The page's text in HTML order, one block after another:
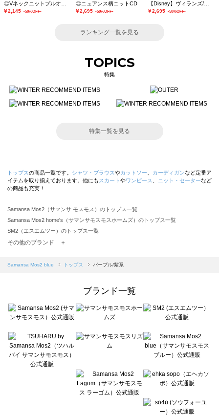
￥2,145 -50%OFF-
◎ニュアンス柄ニットCD
￥2,695 -50%OFF-
【Disney】ヴィランズ/ニット
￥2,695 -50%OFF-
ランキング一覧を見る
TOPICS
特集
特集一覧を見る
トップスの商品一覧です。 シャツ・ブラウスやカットソー カーディガンなど定番ア
イテムを取り揃えております。他にも スカート やワンピース ニット・セーターなど
の商品も充実！
Samansa Mos2（サマンサ モスモス）のトップス一覧
Samansa Mos2 home's（サマンサモスモスホームズ）のトップス一覧
SM2（エスエムツー）のトップス一覧
TSUHARU by Samansa Mos2（ツハルバイサマンサモスモス）のトップス一覧
Samansa Mos2 blue（サマンサモスモス ブルー）のトップス一覧
sō4ū（ソウフォーユー）のトップス一覧
Te chichi（テチチ）のトップス一覧
Te chichi CLASSIC（テチチ クラシック）のトップス一覧
Lugnoncure（ルノンキュール）のトップス一覧
BETTY'S BLUE（べティーズブルー）のトップス一覧
Wpc.（ワールドパーティー）のトップス一覧
その他のブランド ＋
Samansa Mos2 blue トップス パープル/紫系
ブランド一覧